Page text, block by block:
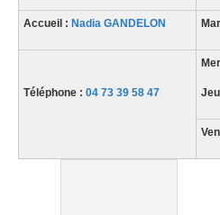
Accueil : Nadia GANDELON
Téléphone : 04 73 39 58 47